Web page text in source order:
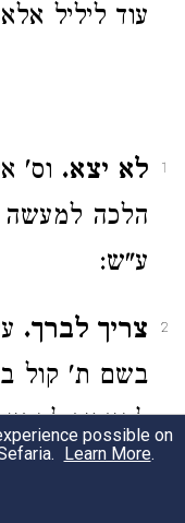
עוד ליליל
1 לא יצא. וס'
הלכה למעשה
ע"ש:
2 צריך לברך.
בשם ת' קול
להאריך
ושארי
possible on
Learn More.